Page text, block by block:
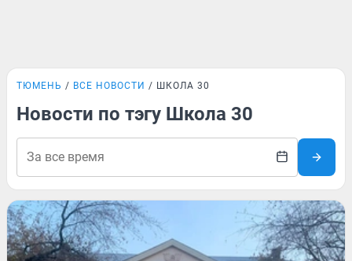
ТЮМЕНЬ ВСЕ НОВОСТИ ШКОЛА 30
Новости по тэгу Школа 30